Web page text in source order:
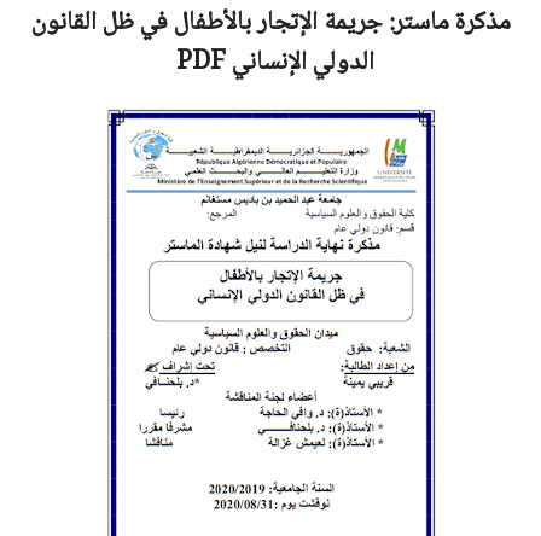
مذكرة ماستر:جريمة الإتجار بالأطفال في ظل القانون
الدولي الإنسانيPDF